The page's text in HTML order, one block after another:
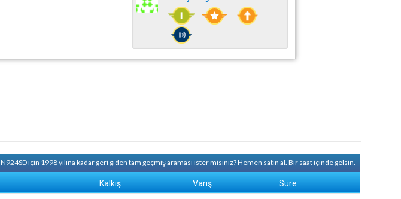
N924SD için 1998 yılına kadar geri giden tam geçmiş araması ister misiniz?Hemen satın al. Bir saat içinde gelsin.
Kalkış Varış Süre